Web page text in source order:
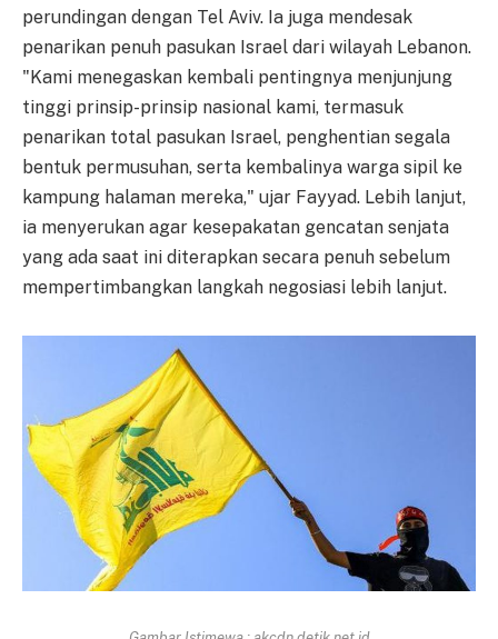
perundingan dengan Tel Aviv. Ia juga mendesak
penarikan penuh pasukan Israel dari wilayah Lebanon.
"Kami menegaskan kembali pentingnya menjunjung
tinggi prinsip-prinsip nasional kami, termasuk
penarikan total pasukan Israel, penghentian segala
bentuk permusuhan, serta kembalinya warga sipil ke
kampung halaman mereka," ujar Fayyad. Lebih lanjut,
ia menyerukan agar kesepakatan gencatan senjata
yang ada saat ini diterapkan secara penuh sebelum
mempertimbangkan langkah negosiasi lebih lanjut.